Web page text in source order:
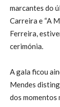
marcantes do
Carreira e “A
Ferreira,
cerimónia.
A gala ficou
Mendes
dos momentos